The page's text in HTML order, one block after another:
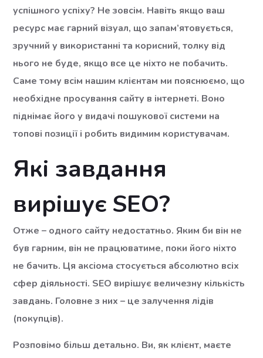
успішного успіху? Не зовсім. Навіть якщо ваш
ресурс має гарний візуал, що запам’ятовується,
зручний у використанні та корисний, толку від
нього не буде, якщо все це ніхто не побачить.
Саме тому всім нашим клієнтам ми пояснюємо, що
необхідне просування сайту в інтернеті. Воно
піднімає його у видачі пошукової системи на
топові позиції і робить видимим користувачам.
Які завдання
вирішує SEO?
Отже – одного сайту недостатньо. Яким би він не
був гарним, він не працюватиме, поки його ніхто
не бачить. Ця аксіома стосується абсолютно всіх
сфер діяльності. SEO вирішує величезну кількість
завдань. Головне з них – це залучення лідів
(покупців).
Розповімо більш детально. Ви, як клієнт, маєте